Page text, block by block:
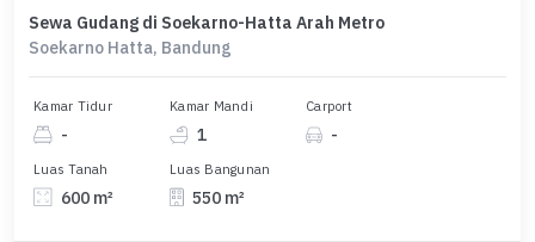
Sewa Gudang di Soekarno-Hatta Arah Metro
Soekarno Hatta, Bandung
Kamar Tidur
-
Kamar Mandi
1
Carport
-
Luas Tanah
600 m²
Luas Bangunan
550 m²